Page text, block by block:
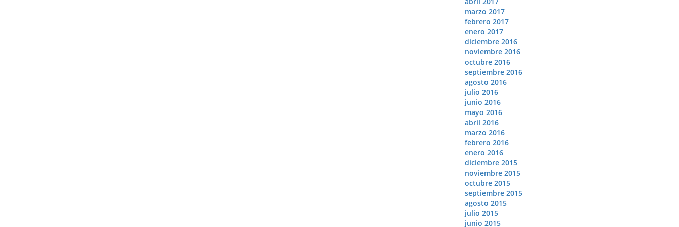
marzo 2017
febrero 2017
enero 2017
diciembre 2016
noviembre 2016
octubre 2016
septiembre 2016
agosto 2016
julio 2016
junio 2016
mayo 2016
abril 2016
marzo 2016
febrero 2016
enero 2016
diciembre 2015
noviembre 2015
octubre 2015
septiembre 2015
agosto 2015
julio 2015
junio 2015